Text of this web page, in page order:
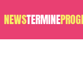
NEWSTERMINE